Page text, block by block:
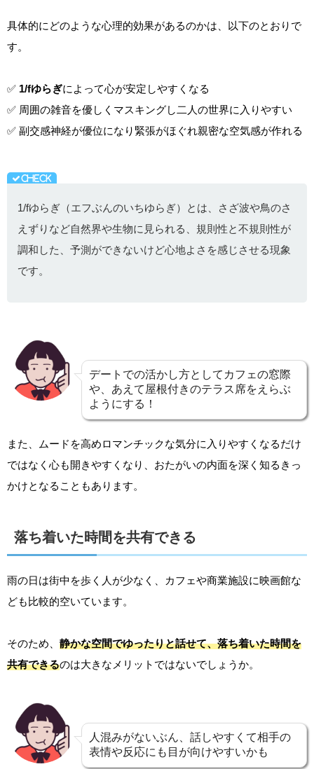
具体的にどのような心理的効果があるのかは、以下のとおりで
す。
✅ 1/fゆらぎによって心が安定しやすくなる
✅ 周囲の雑音を優しくマスキングし二人の世界に入りやすい
✅ 副交感神経が優位になり緊張がほぐれ親密な空気感が作れる
1/fゆらぎ（エフぶんのいちゆらぎ）とは、さざ波や鳥のさ
えずりなど自然界や生物に見られる、規則性と不規則性が
調和した、予測ができないけど心地よさを感じさせる現象
です。
デートでの活かし方としてカフェの窓際
や、あえて屋根付きのテラス席をえらぶ
ようにする！
また、ムードを高めロマンチックな気分に入りやすくなるだけ
ではなく心も開きやすくなり、おたがいの内面を深く知るきっ
かけとなることもあります。
落ち着いた時間を共有できる
雨の日は街中を歩く人が少なく、カフェや商業施設に映画館な
ども比較的空いています。
そのため、 静かな空間でゆったりと話せて、落ち着いた時間を
共有できるのは大きなメリットではないでしょうか。
人混みがないぶん、話しやすくて相手の
表情や反応にも目が向けやすいかも